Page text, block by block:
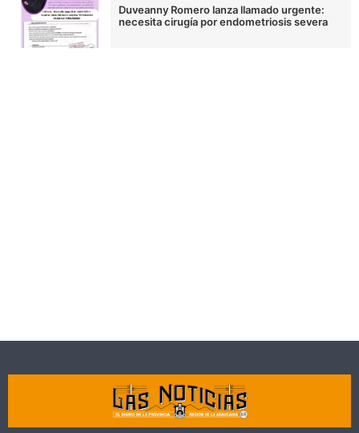
Duveanny Romero lanza llamado urgente:
necesita cirugía por endometriosis severa